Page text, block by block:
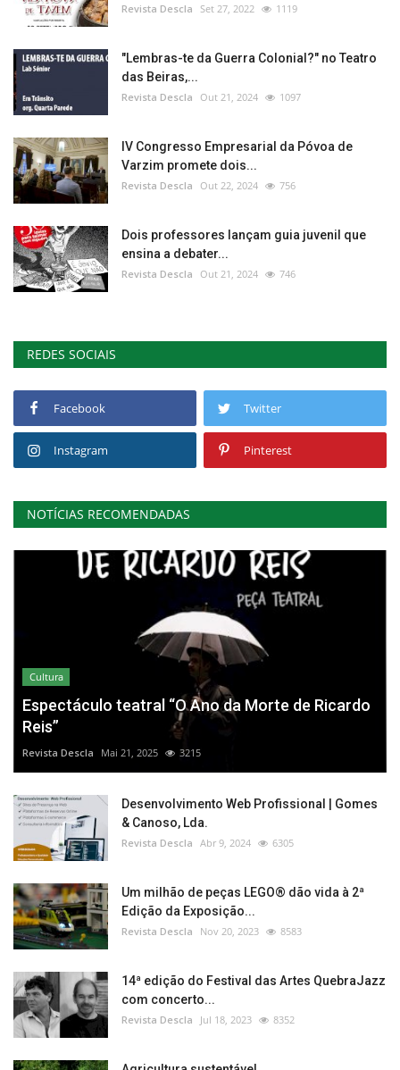
Revista Descla Set 27, 2022 1119
"Lembras-te da Guerra Colonial?" no Teatro
das Beiras,...
Revista Descla Out 21, 2024 1097
IV Congresso Empresarial da Póvoa de
Varzim promete dois...
Revista Descla Out 22, 2024 756
Dois professores lançam guia juvenil que
ensina a debater...
Revista Descla Out 21, 2024 746
REDES SOCIAIS
Facebook Twitter
Instagram Pinterest
NOTÍCIAS RECOMENDADAS
Cultura
Espectáculo teatral “O Ano da Morte de Ricardo
Reis”
Revista Descla Mai 21, 2025 3215
Desenvolvimento Web Profissional | Gomes
& Canoso, Lda.
Revista Descla Abr 9, 2024 6305
Um milhão de peças LEGO® dão vida à 2ª
Edição da Exposição...
Revista Descla Nov 20, 2023 8583
14ª edição do Festival das Artes QuebraJazz
com concerto...
Revista Descla Jul 18, 2023 8352